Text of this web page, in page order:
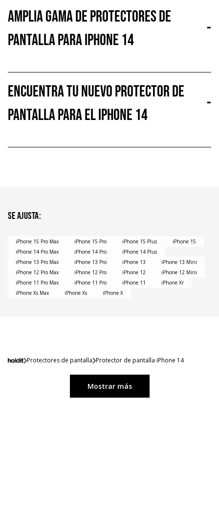
Amplia gama de protectores de
pantalla para iPhone 14
-
Encuentra tu nuevo protector de
pantalla para el iPhone 14
-
Se ajusta:
iPhone 15 Pro Max iPhone 15 Pro iPhone 15 Plus
iPhone 15
iPhone 14 Pro Max
iPhone 14 Pro
iPhone 14 Plus
iPhone 13 Pro Max
iPhone 13 Pro iPhone 13
iPhone 13 Mini
iPhone 12 Pro Max
iPhone 12 Pro iPhone 12
iPhone 12 Mini
iPhone 11 Pro Max
iPhone 11 Pro iPhone 11
iPhone Xr
iPhone Xs Max
iPhone Xs iPhone X
Protectores de pantalla Protector de pantalla iPhone 14
Mostrar más